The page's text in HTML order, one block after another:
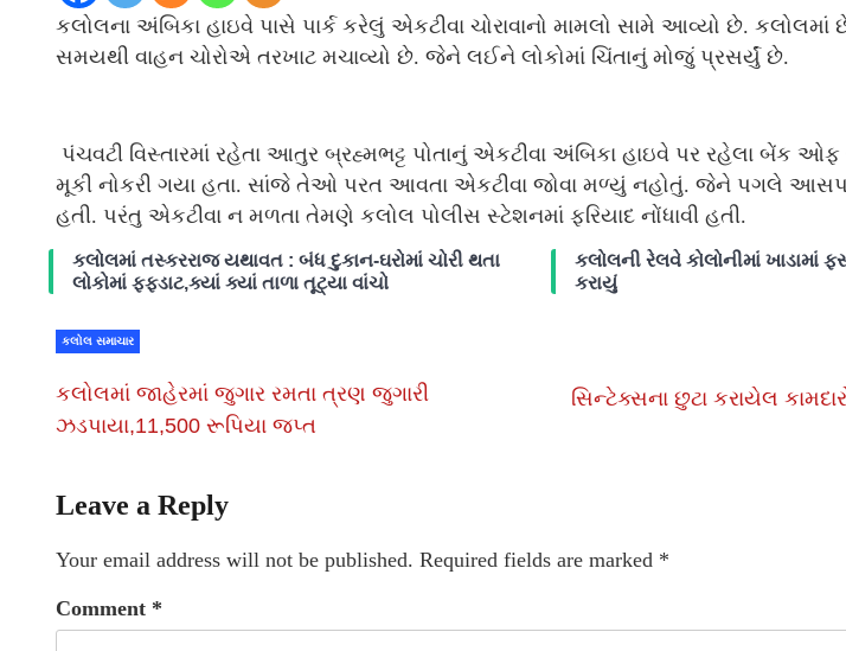
કલોલના અંબિકા હાઇવે પાસે પાર્ક કરેલું એકટીવા ચોરાવાનો મામલો સામે આવ્યો છે. કલોલમાં
સમયથી વાહન ચોરોએ તરખાટ મચાવ્યો છે. જેને લઈને લોકોમાં ચિંતાનું મોજું પ્રસર્યું છે.
પંચવટી વિસ્તારમાં રહેતા આતુર બ્રહ્મભટ્ટ પોતાનું એકટીવા અંબિકા હાઇવે પર રહેલા બેંક ઓફ
મૂકી નોકરી ગયા હતા. સાંજે તેઓ પરત આવતા એકટીવા જોવા મળ્યું નહોતું. જેને પગલે
હતી. પરંતુ એકટીવા ન મળતા તેમણે કલોલ પોલીસ સ્ટેશનમાં ફરિયાદ નોંધાવી હતી.
કલોલમાં તસ્કરરાજ યથાવત : બંધ દુકાન-ઘરોમાં ચોરી થતા
લોકોમાં ફફડાટ,ક્યાં ક્યાં તાળા તૂટ્યા વાંચો
કલોલની રેલવે કોલોનીમાં
કરાયું
કલોલ સમાચાર
કલોલમાં જાહેરમાં જુગાર રમતા ત્રણ જુગારી
ઝડપાયા,11,500 રૂપિયા જપ્ત
સિન્ટેક્સના છુટા કરાયેલ
Leave a Reply
Your email address will not be published. Required fields are marked *
Comment *